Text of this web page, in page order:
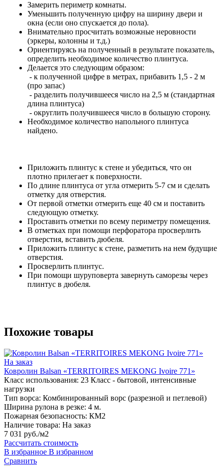
Замерить периметр комнаты.
Уменьшить полученную цифру на ширину двери и
окна (если оно спускается до пола).
Внимательно просчитать возможные неровности
(эркеры, колонны и т.д.)
Ориентируясь на полученный в результате показатель,
определить необходимое количество плинтуса.
Делается это следующим образом:
- к полученной цифре в метрах, прибавить 1,5 - 2 м
(про запас)
- разделить получившееся число на 2,5 м (стандартная
длина плинтуса)
- округлить получившееся число в большую сторону.
Необходимое количество напольного плинтуса
найдено.
Приложить плинтус к стене и убедиться, что он
плотно прилегает к поверхности.
По длине плинтуса от угла отмерить 5-7 см и сделать
отметку для отверстия.
От первой отметки отмерить еще 40 см и поставить
следующую отметку.
Проставить отметки по всему периметру помещения.
В отметках при помощи перфоратора просверлить
отверстия, вставить дюбеля.
Приложить плинтус к стене, разметить на нем будущие
отверстия.
Просверлить плинтус.
При помощи шуруповерта завернуть саморезы через
плинтус в дюбеля.
Похожие товары
На заказ
Ковролин Balsan «TERRITOIRES MEKONG Ivoire 771»
Класс использования: 23 Класс - бытовой, интенсивные
нагрузки
Тип ворса: Комбинированный ворс (разрезной и петлевой)
Ширина рулона в резке: 4 м.
Пожарная безопасность: КМ2
Наличие товара: На заказ
7 031 руб./м2
Рассчитать стоимость
В избранное В избранном
Сравнить